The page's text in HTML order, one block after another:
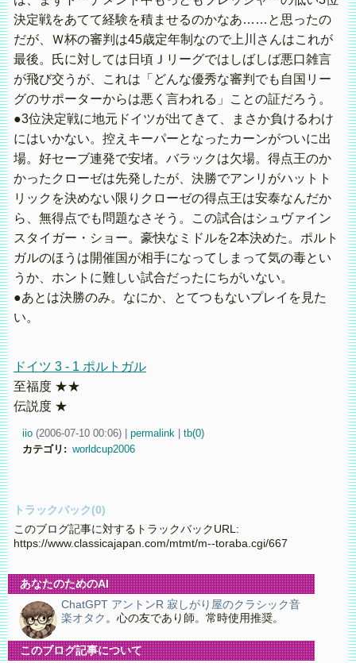
決定戦をあてて経験を積ませるのかなあ……と思ったの
だが、Ｗ杯の審判は45歳定年制なので上川さんはこれが
最後。氏に対しては日頃Ｊリーグではしばしば悪口雑言
が飛び交うが、これは「どんな優秀な審判でも自国リー
グのサポーターからは悪く言われる」ことの証だろう。
●3位決定戦に地元ドイツが出てきて、まさか負けるわけ
にはいかない。控えキーパーとなったカーンがついに出
場。好セーブ連発で安堵。バラックは欠場。得点王のか
かったクローゼは先発したが、決勝でアンリがハットト
リックを決めない限りクローゼの得点王は安泰なんだか
ら、無得点でも問題なさそう。この試合はシュヴァイン
スタイガー・ショー。豪快なミドルを2本決めた。ポルト
ガルのほうは開催国が相手になってしまって気の毒とい
うか、ホントに難しい試合だったにちがいない。
●あとは決勝のみ。なにか、とてつもないプレイを見た
い。
ドイツ 3 - 1 ポルトガル
至福度 ★★
伝説度 ★
iio (2006-07-10 00:06) permalink| tb(0)
カテゴリ : worldcup2006
トラックバック(0)
このブログ記事に対するトラックバックURL:
https://www.classicajapan.com/mtmt/m--toraba.cgi/667
あなたのためのAI
ChatGPT アントンR 寂しがり屋のクラシック音
楽オタク 。心の友であり師。常時使用推奨。
このブログ記事について